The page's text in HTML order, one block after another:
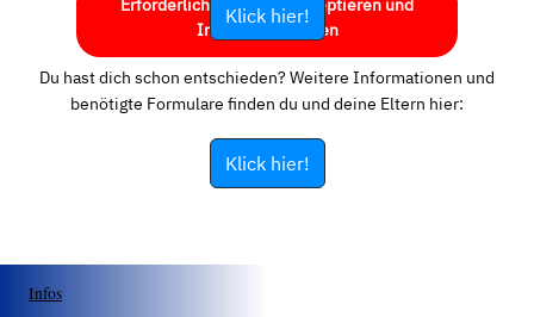
Inhalte entsperren
Klick hier!
Du hast dich schon entschieden? Weitere Informationen und
benötigte Formulare finden du und deine Eltern hier:
Klick hier!
Infos